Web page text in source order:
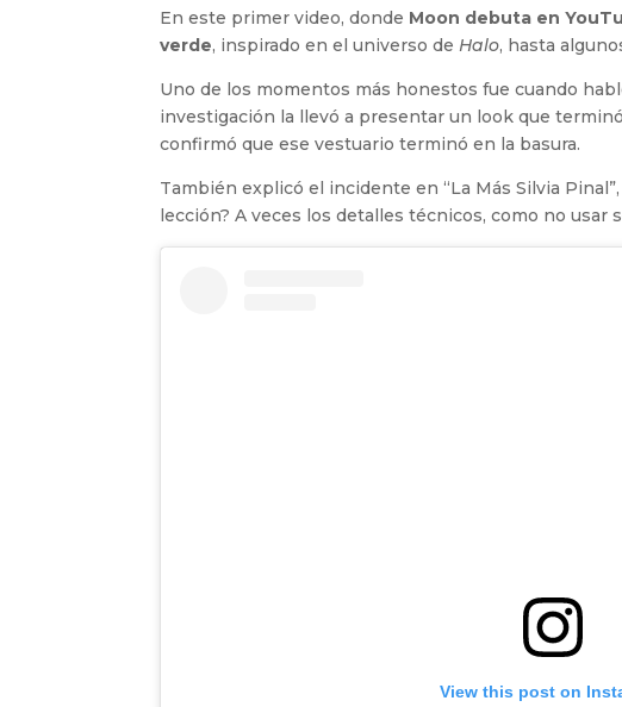
En este primer video, donde Moon debuta en
verde, inspirado en el universo deHalo, hasta
Uno de los momentos más honestos fue cuando
investigación la llevó a presentar un look que
confirmó que ese vestuario terminó en la basura.
También explicó el incidente en “La Más Silvia
lección? A veces los detalles técnicos, como no usar
View this post on